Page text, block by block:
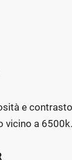
e
vicino a 6500k.